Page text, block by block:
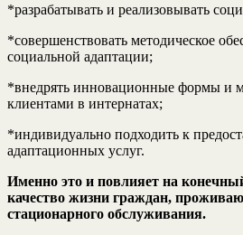
*разрабатывать и реализовывать
*совершенствовать методическое
социальной адаптации;
*внедрять инновационные формы и
клиентами в интернатах;
*индивидуально подходить к
адаптационных услуг.
Именно это и повлияет на
качество жизни граждан,
стационарного обслуживания.